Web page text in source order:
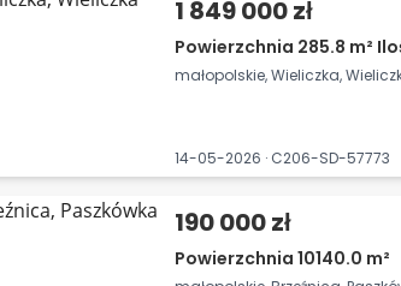
1 849 000 zł
Powierzchnia 285.8 m²
małopolskie, Wieliczka,
14-05-2026 · C206-SD-57773
190 000 zł
Powierzchnia 10140.0 m²